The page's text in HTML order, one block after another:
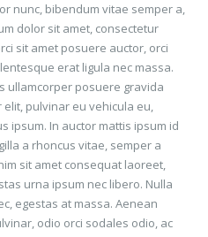
nunc, bibendum vitae semper a,
dolor sit amet, consectetur
sit amet posuere auctor, orci
erat ligula nec massa.
ullamcorper posuere gravida
pulvinar eu vehicula eu,
ipsum. In auctor mattis ipsum id
a rhoncus vitae, semper a
sit amet consequat laoreet,
urna ipsum nec libero. Nulla
egestas at massa. Aenean
odio orci sodales odio, ac